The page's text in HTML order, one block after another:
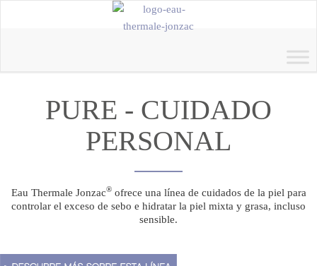
PURE - CUIDADO
PERSONAL
Eau Thermale Jonzac®ofrece una línea de cuidados de la piel para
controlar el exceso de sebo e hidratar la piel mixta y grasa, incluso
sensible.